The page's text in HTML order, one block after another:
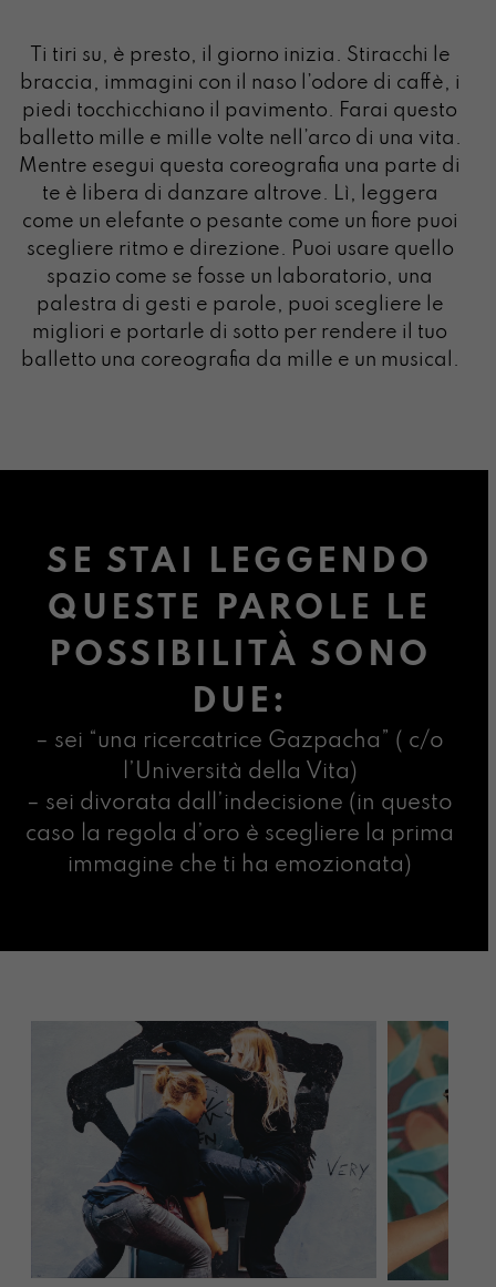
Ti tiri su, è presto, il giorno inizia. Stiracchi le
braccia, immagini con il naso l’odore di caffè, i
piedi tocchicchiano il pavimento. Farai questo
balletto mille e mille volte nell’arco di una vita.
Mentre esegui questa coreografia una parte di
te è libera di danzare altrove. Lì, leggera
come un elefante o pesante come un fiore puoi
scegliere ritmo e direzione. Puoi usare quello
spazio come se fosse un laboratorio, una
palestra di gesti e parole, puoi scegliere le
migliori e portarle di sotto per rendere il tuo
balletto una coreografia da mille e un musical.
SE STAI LEGGENDO
QUESTE PAROLE LE
POSSIBILITÀ SONO
DUE:
– sei “una ricercatrice Gazpacha” ( c/o
l’Università della Vita)
– sei divorata dall’indecisione (in questo
caso la regola d’oro è scegliere la prima
immagine che ti ha emozionata)